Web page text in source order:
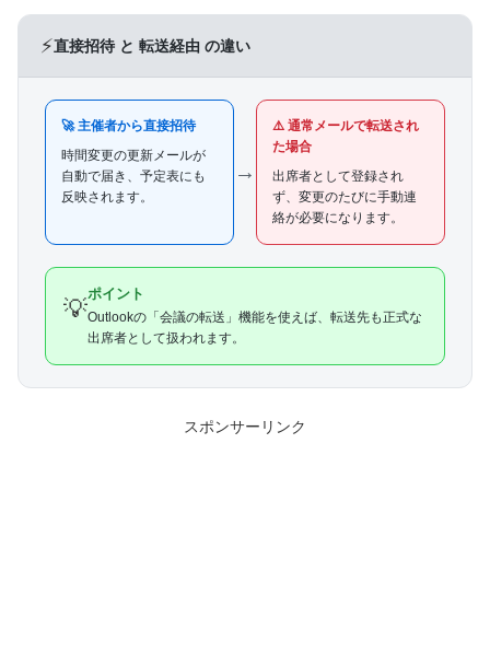
⚡直接招待 と 転送経由 の違い
🚀 主催者から直接招待
時間変更の更新メールが
自動で届き、予定表にも
反映されます。
→
⚠️ 通常メールで転送され
た場合
出席者として登録され
ず、変更のたびに手動連
絡が必要になります。
💡
ポイント
Outlookの「会議の転送」機能を使えば、転送先も正式な
出席者として扱われます。
スポンサーリンク